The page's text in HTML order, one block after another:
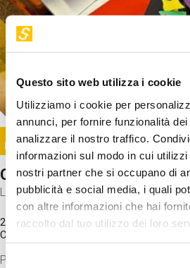
Questo sito web utilizza i cookie
Utilizziamo i cookie per
annunci, per fornire funzionalità
analizzare il nostro traffico.
informazioni sul modo in cui
nostri partner che si occupano di
pubblicità e social media, i quali
con altre informazioni che hai
raccolto dal tuo utilizzo dei loro
Selezione
Image
SUNDAY@STEP
Come funziona il cervello?
Laboratorio
20 Set 2026 / 11:15 - 13:00
Costo
Proveremo a costruire un cervello in